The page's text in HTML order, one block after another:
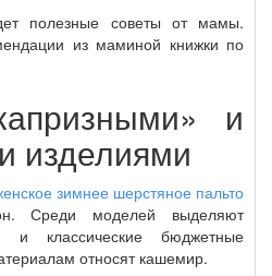
полезные советы от мамы.
из маминой книжки по
и
изделиями
зимнее шерстяное пальто
Среди моделей выделяют
и классические бюджетные
относят кашемир.